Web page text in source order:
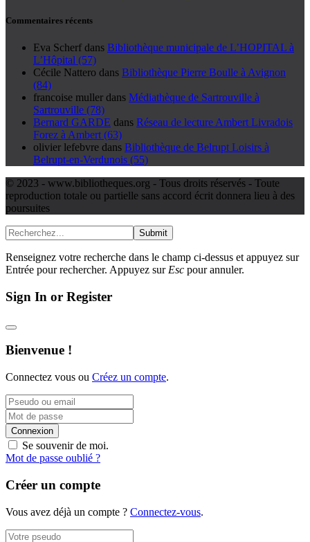
Commentaires récents
Eva Scherf dans Bibliothèque municipale de L’HOPITAL à
L’Hôpital (57)
Cécile Nattero dans Bibliothèque Pierre Boulle à Avignon
(84)
francoise muller dans Médiathèque de Sartrouville à
Sartrouville (78)
Bernard GARDE dans Réseau de lecture Ambert Livradois
Forez à Ambert (63)
olivier lefebvre dans Bibliothèque de Belrupt Loisirs à
Belrupt-en-Verdunois (55)
© 2023 - www.bibliotheques.org - Tous droits réservés - Toute
reproduction totale ou partielle sans accord écrit donnera lieu à des
poursuites
Submit
Renseignez votre recherche dans le champ ci-dessus et appuyez sur
Entrée pour rechercher. Appuyez sur Esc pour annuler.
Sign In or Register
Bienvenue !
Connectez vous ou Créez un compte.
Connexion
Se souvenir de moi.
Mot de passe oublié ?
Créer un compte
Vous avez déjà un compte ? Connectez-vous.